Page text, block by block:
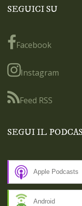
SEGUICI SU
Facebook
Instagram
Feed RSS
SEGUI IL
Apple Podcasts
Android